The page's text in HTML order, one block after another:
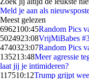
Meld je aan als
Meest gelezen
6962100:45Random Pics
5024923:08VrijMiBabes
4740323:07Random Pics
135213:48Meer agressie
laat jij je intimideren?
117510:12Trump grijpt